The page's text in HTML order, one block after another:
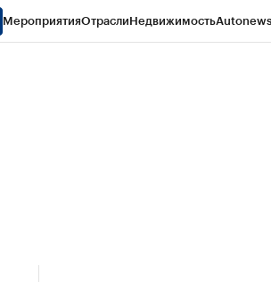
МероприятияОтраслиНедвижимостьAutonews